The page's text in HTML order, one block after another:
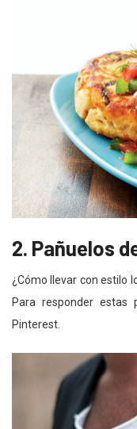
2. Pañuelos
¿Cómo llevar con estilo
Para responder estas
Pinterest.